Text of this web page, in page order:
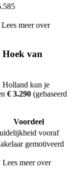
meer over
Hoek van
Holland kun je
€ 3.290 (gebaseerd
Voordeel
vooraf
gemotiveerd
meer over